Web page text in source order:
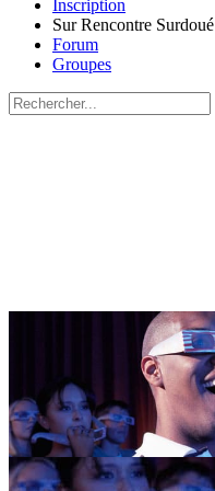
Inscription
Sur Rencontre Surdoué
Forum
Groupes
Recherche
pour: